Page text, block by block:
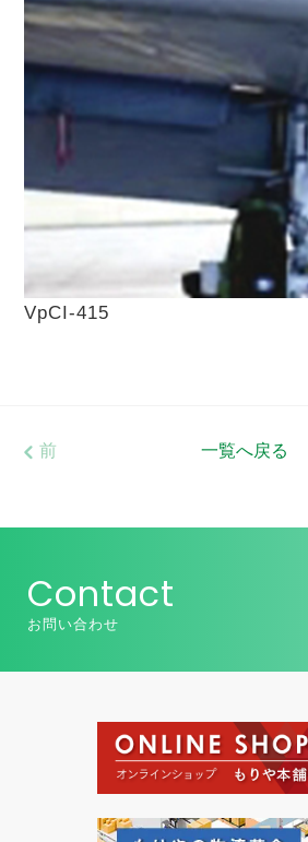
VpCI-415
前 一覧へ戻る
Contact
お問い合わせ